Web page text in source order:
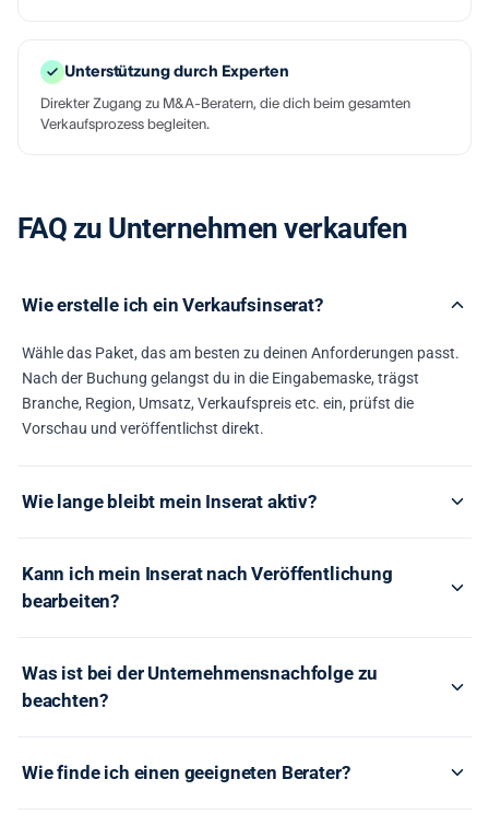
Unterstützung durch Experten
Direkter Zugang zu M&A-Beratern, die dich beim gesamten
Verkaufsprozess begleiten.
FAQ zu Unternehmen verkaufen
Wie erstelle ich ein Verkaufsinserat?
Wähle das Paket, das am besten zu deinen Anforderungen passt.
Nach der Buchung gelangst du in die Eingabemaske, trägst
Branche, Region, Umsatz, Verkaufspreis etc. ein, prüfst die
Vorschau und veröffentlichst direkt.
Wie lange bleibt mein Inserat aktiv?
Kann ich mein Inserat nach Veröffentlichung
bearbeiten?
Was ist bei der Unternehmensnachfolge zu
beachten?
Wie finde ich einen geeigneten Berater?